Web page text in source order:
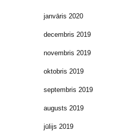
janvāris 2020
decembris 2019
novembris 2019
oktobris 2019
septembris 2019
augusts 2019
jūlijs 2019